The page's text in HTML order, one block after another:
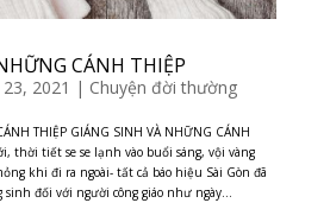
CÁNH THIỆP
2021 | Chuyện đời thường
THIỆP GIÁNG SINH VÀ NHỮNG CÁNH
thời tiết se se lạnh vào buổi sáng, vội vàng
khi đi ra ngoài- tất cả báo hiệu Sài Gòn đã
sinh đối với người công giáo như ngày...